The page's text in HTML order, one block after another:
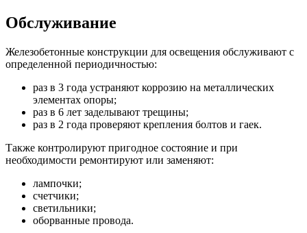
Обслуживание
Железобетонные конструкции для освещения обслуживают с
определенной периодичностью:
раз в 3 года устраняют коррозию на металлических
элементах опоры;
раз в 6 лет заделывают трещины;
раз в 2 года проверяют крепления болтов и гаек.
Также контролируют пригодное состояние и при
необходимости ремонтируют или заменяют:
лампочки;
счетчики;
светильники;
оборванные провода.